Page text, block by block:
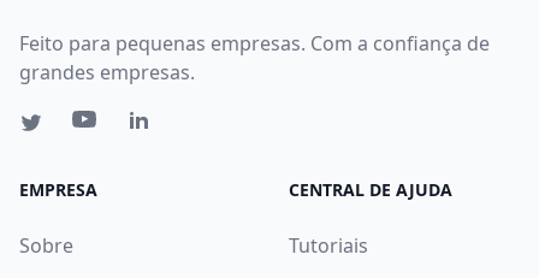
Feito para pequenas empresas. Com a confiança de
grandes empresas.
EMPRESA
Sobre
CENTRAL DE AJUDA
Tutoriais